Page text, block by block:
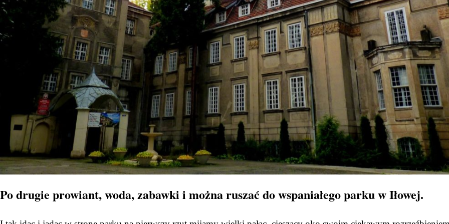
Po drugie prowiant, woda, zabawki i można ruszać do wspaniałego parku w Iłowej.